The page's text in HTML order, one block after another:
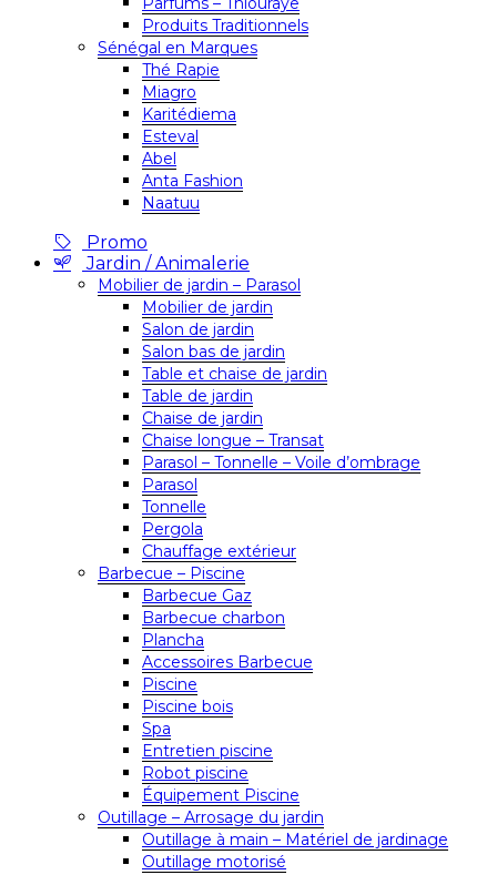
Produits Traditionnels
Sénégal en Marques
Thé Rapie
Miagro
Karitédiema
Esteval
Abel
Anta Fashion
Naatuu
Promo
Jardin / Animalerie
Mobilier de jardin – Parasol
Mobilier de jardin
Salon de jardin
Salon bas de jardin
Table et chaise de jardin
Table de jardin
Chaise de jardin
Chaise longue – Transat
Parasol – Tonnelle – Voile d’ombrage
Parasol
Tonnelle
Pergola
Chauffage extérieur
Barbecue – Piscine
Barbecue Gaz
Barbecue charbon
Plancha
Accessoires Barbecue
Piscine
Piscine bois
Spa
Entretien piscine
Robot piscine
Équipement Piscine
Outillage – Arrosage du jardin
Outillage à main – Matériel de jardinage
Outillage motorisé